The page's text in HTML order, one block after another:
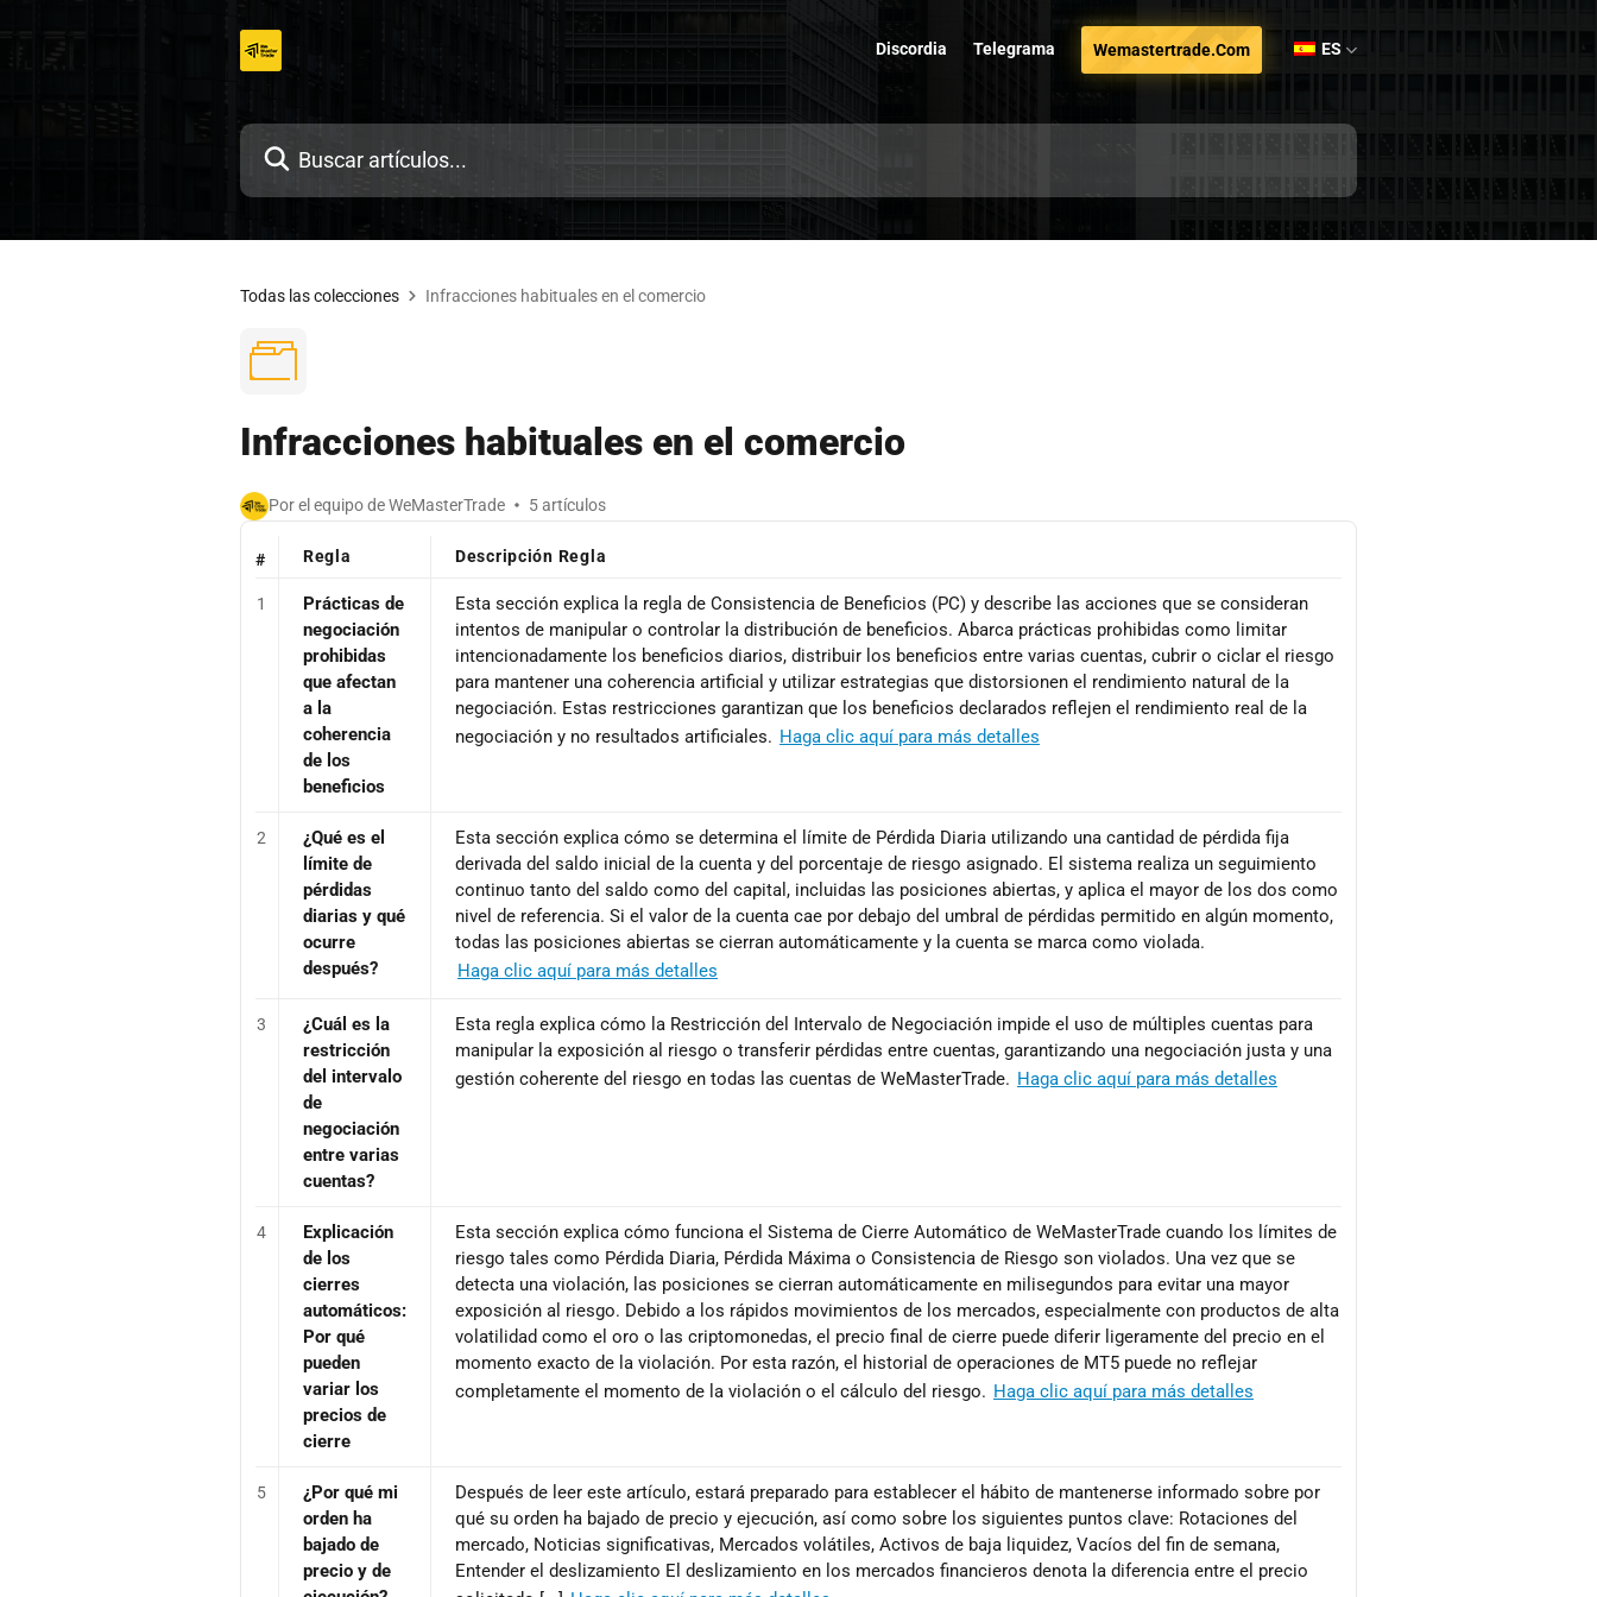
Discordia Telegrama Wemastertrade.com ES
Todas las colecciones Infracciones habituales en el comercio
Infracciones habituales en el comercio
Por el equipo de WeMasterTrade 5 artículos
# Regla Descripción Regla
1
Prácticas de
negociación
prohibidas
que afectan
a la
coherencia
de los
beneficios
Esta sección explica la regla de Consistencia de Beneficios (PC) y describe las acciones que se consideran
intentos de manipular o controlar la distribución de beneficios. Abarca prácticas prohibidas como limitar
intencionadamente los beneficios diarios, distribuir los beneficios entre varias cuentas, cubrir o ciclar el riesgo
para mantener una coherencia artificial y utilizar estrategias que distorsionen el rendimiento natural de la
negociación. Estas restricciones garantizan que los beneficios declarados reflejen el rendimiento real de la
negociación y no resultados artificiales. Haga clic aquí para más detalles
2
¿Qué es el
límite de
pérdidas
diarias y qué
ocurre
después?
Esta sección explica cómo se determina el límite de Pérdida Diaria utilizando una cantidad de pérdida fija
derivada del saldo inicial de la cuenta y del porcentaje de riesgo asignado. El sistema realiza un seguimiento
continuo tanto del saldo como del capital, incluidas las posiciones abiertas, y aplica el mayor de los dos como
nivel de referencia. Si el valor de la cuenta cae por debajo del umbral de pérdidas permitido en algún momento,
todas las posiciones abiertas se cierran automáticamente y la cuenta se marca como violada.
Haga clic aquí para más detalles
3
¿Cuál es la
restricción
del intervalo
de
negociación
entre varias
cuentas?
Esta regla explica cómo la Restricción del Intervalo de Negociación impide el uso de múltiples cuentas para
manipular la exposición al riesgo o transferir pérdidas entre cuentas, garantizando una negociación justa y una
gestión coherente del riesgo en todas las cuentas de WeMasterTrade. Haga clic aquí para más detalles
4
Explicación
de los
cierres
automáticos:
Por qué
pueden
variar los
precios de
cierre
Esta sección explica cómo funciona el Sistema de Cierre Automático de WeMasterTrade cuando los límites de
riesgo tales como Pérdida Diaria, Pérdida Máxima o Consistencia de Riesgo son violados. Una vez que se
detecta una violación, las posiciones se cierran automáticamente en milisegundos para evitar una mayor
exposición al riesgo. Debido a los rápidos movimientos de los mercados, especialmente con productos de alta
volatilidad como el oro o las criptomonedas, el precio final de cierre puede diferir ligeramente del precio en el
momento exacto de la violación. Por esta razón, el historial de operaciones de MT5 puede no reflejar
completamente el momento de la violación o el cálculo del riesgo. Haga clic aquí para más detalles
5
¿Por qué mi
orden ha
bajado de
precio y de
Después de leer este artículo, estará preparado para establecer el hábito de mantenerse informado sobre por
qué su orden ha bajado de precio y ejecución, así como sobre los siguientes puntos clave: Rotaciones del
mercado, Noticias significativas, Mercados volátiles, Activos de baja liquidez, Vacíos del fin de semana,
Entender el deslizamiento El deslizamiento en los mercados financieros denota la diferencia entre el precio